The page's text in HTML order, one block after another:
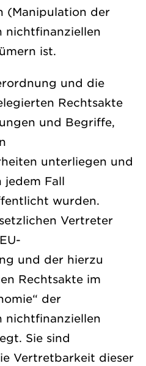
(Manipulation der
nichtfinanziellen
ist.
und die
Rechtsakte
und Begriffe,
unterliegen und
Fall
wurden.
Vertreter
und der hierzu
Rechtsakte im
der
nichtfinanziellen
Sie sind
Vertretbarkeit dieser